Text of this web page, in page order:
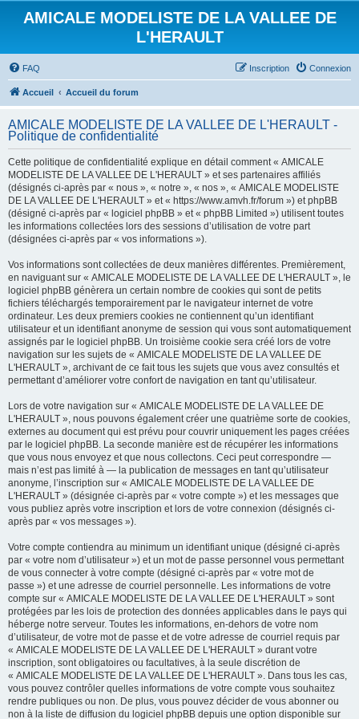
AMICALE MODELISTE DE LA VALLEE DE
L'HERAULT
FAQ Connexion
Inscription
Accueil Accueil du forum
AMICALE MODELISTE DE LA VALLEE DE L'HERAULT -
Politique de confidentialité
Cette politique de confidentialité explique en détail comment « AMICALE
MODELISTE DE LA VALLEE DE L'HERAULT » et ses partenaires affiliés
(désignés ci-après par « nous », « notre », « nos », « AMICALE MODELISTE
DE LA VALLEE DE L'HERAULT » et « https://www.amvh.fr/forum ») et phpBB
(désigné ci-après par « logiciel phpBB » et « phpBB Limited ») utilisent toutes
les informations collectées lors des sessions d’utilisation de votre part
(désignées ci-après par « vos informations »).
Vos informations sont collectées de deux manières différentes. Premièrement,
en naviguant sur « AMICALE MODELISTE DE LA VALLEE DE L'HERAULT », le
logiciel phpBB génèrera un certain nombre de cookies qui sont de petits
fichiers téléchargés temporairement par le navigateur internet de votre
ordinateur. Les deux premiers cookies ne contiennent qu’un identifiant
utilisateur et un identifiant anonyme de session qui vous sont automatiquement
assignés par le logiciel phpBB. Un troisième cookie sera créé lors de votre
navigation sur les sujets de « AMICALE MODELISTE DE LA VALLEE DE
L'HERAULT », archivant de ce fait tous les sujets que vous avez consultés et
permettant d’améliorer votre confort de navigation en tant qu’utilisateur.
Lors de votre navigation sur « AMICALE MODELISTE DE LA VALLEE DE
L'HERAULT », nous pouvons également créer une quatrième sorte de cookies,
externes au document qui est prévu pour couvrir uniquement les pages créées
par le logiciel phpBB. La seconde manière est de récupérer les informations
que vous nous envoyez et que nous collectons. Ceci peut correspondre —
mais n’est pas limité à — la publication de messages en tant qu’utilisateur
anonyme, l’inscription sur « AMICALE MODELISTE DE LA VALLEE DE
L'HERAULT » (désignée ci-après par « votre compte ») et les messages que
vous publiez après votre inscription et lors de votre connexion (désignés ci-
après par « vos messages »).
Votre compte contiendra au minimum un identifiant unique (désigné ci-après
par « votre nom d’utilisateur ») et un mot de passe personnel vous permettant
de vous connecter à votre compte (désigné ci-après par « votre mot de
passe ») et une adresse de courriel personnelle. Les informations de votre
compte sur « AMICALE MODELISTE DE LA VALLEE DE L'HERAULT » sont
protégées par les lois de protection des données applicables dans le pays qui
héberge notre serveur. Toutes les informations, en-dehors de votre nom
d’utilisateur, de votre mot de passe et de votre adresse de courriel requis par
« AMICALE MODELISTE DE LA VALLEE DE L'HERAULT » durant votre
inscription, sont obligatoires ou facultatives, à la seule discrétion de
« AMICALE MODELISTE DE LA VALLEE DE L'HERAULT ». Dans tous les cas,
vous pouvez contrôler quelles informations de votre compte vous souhaitez
rendre publiques ou non. De plus, vous pouvez décider de vous abonner ou
non à la liste de diffusion du logiciel phpBB depuis une option disponible sur